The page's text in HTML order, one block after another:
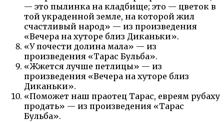
— это пылинка на кладбище; это — цветок в
той украденной земле, на которой жил
счастливый народ» — из произведения
«Вечера на хуторе близ Диканьки».
«У почести долина мала» — из
произведения «Тарас Бульба».
«Жжется лучше петлицы» — из
произведения «Вечера на хуторе близ
Диканьки».
«Поможет наш праотец Тарас, евреям рубаху
продать» — из произведения «Тарас
Бульба».